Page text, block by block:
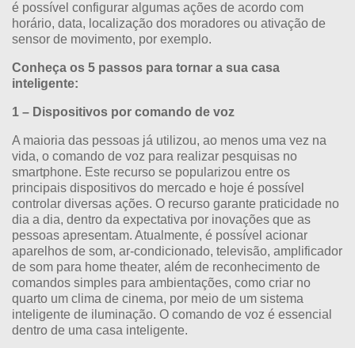
é possível configurar algumas ações de acordo com
horário, data, localização dos moradores ou ativação de
sensor de movimento, por exemplo.
Conheça os 5 passos para tornar a sua casa
inteligente:
1 – Dispositivos por comando de voz
A maioria das pessoas já utilizou, ao menos uma vez na
vida, o comando de voz para realizar pesquisas no
smartphone. Este recurso se popularizou entre os
principais dispositivos do mercado e hoje é possível
controlar diversas ações. O recurso garante praticidade no
dia a dia, dentro da expectativa por inovações que as
pessoas apresentam. Atualmente, é possível acionar
aparelhos de som, ar-condicionado, televisão, amplificador
de som para home theater, além de reconhecimento de
comandos simples para ambientações, como criar no
quarto um clima de cinema, por meio de um sistema
inteligente de iluminação. O comando de voz é essencial
dentro de uma casa inteligente.